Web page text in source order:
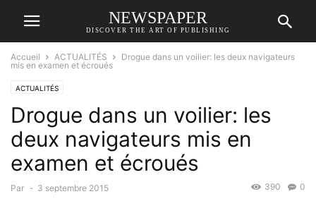
NEWSPAPER
DISCOVER THE ART OF PUBLISHING
Accueil ACTUALITÉS
Drogue dans un voilier: les deux navigateurs
mis en examen et écroués
ACTUALITÉS
Drogue dans un voilier: les
deux navigateurs mis en
examen et écroués
Par - 3 septembre 2015 0
390